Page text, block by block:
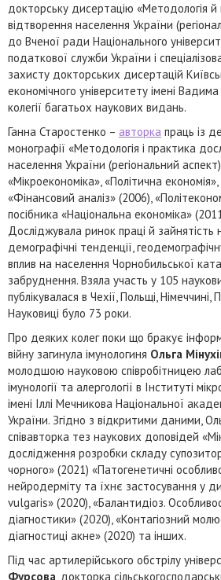
докторську дисертацію «Методологія
відтворення населення України
до Вченої ради Національного
податкової служби України і
захисту докторських дисертацій
економічного університету імені
колегії багатьох наукових видань.
Ганна Старостенко – авторка праць із
монографії «Методологія і практика
населення України (регіональний
«Мікроекономіка», «Політична
«Фінансовий аналіз» (2006),
посібника «Національна економіка»
Досліджувала ринок праці й зайнятість
демографічні тенденції,
вплив на населення Чорнобильської
забруднення. Взяла участь у 105
публікувалася в Чехії, Польщі, Німеччині,
Науковиці було 73 роки.
Про деяких колег поки що бракує
війну загинула імунологиня Ольга
молодшою науковою співробітницею
імунології та алергології в Інституті
імені Іллі Мечникова Національної
України. Згідно з відкритими даними,
співавторка тез наукових доповідей
дослідження розробки складу
чорного» (2021) «Патогенетичні
нейродерміту та їхнє застосування у
vulgaris» (2020), «Балантидіоз.
діагностики» (2020), «Контагіозний
діагностиці акне» (2020) та інших.
Під час артилерійського обстрілу
Фурсова, докторка